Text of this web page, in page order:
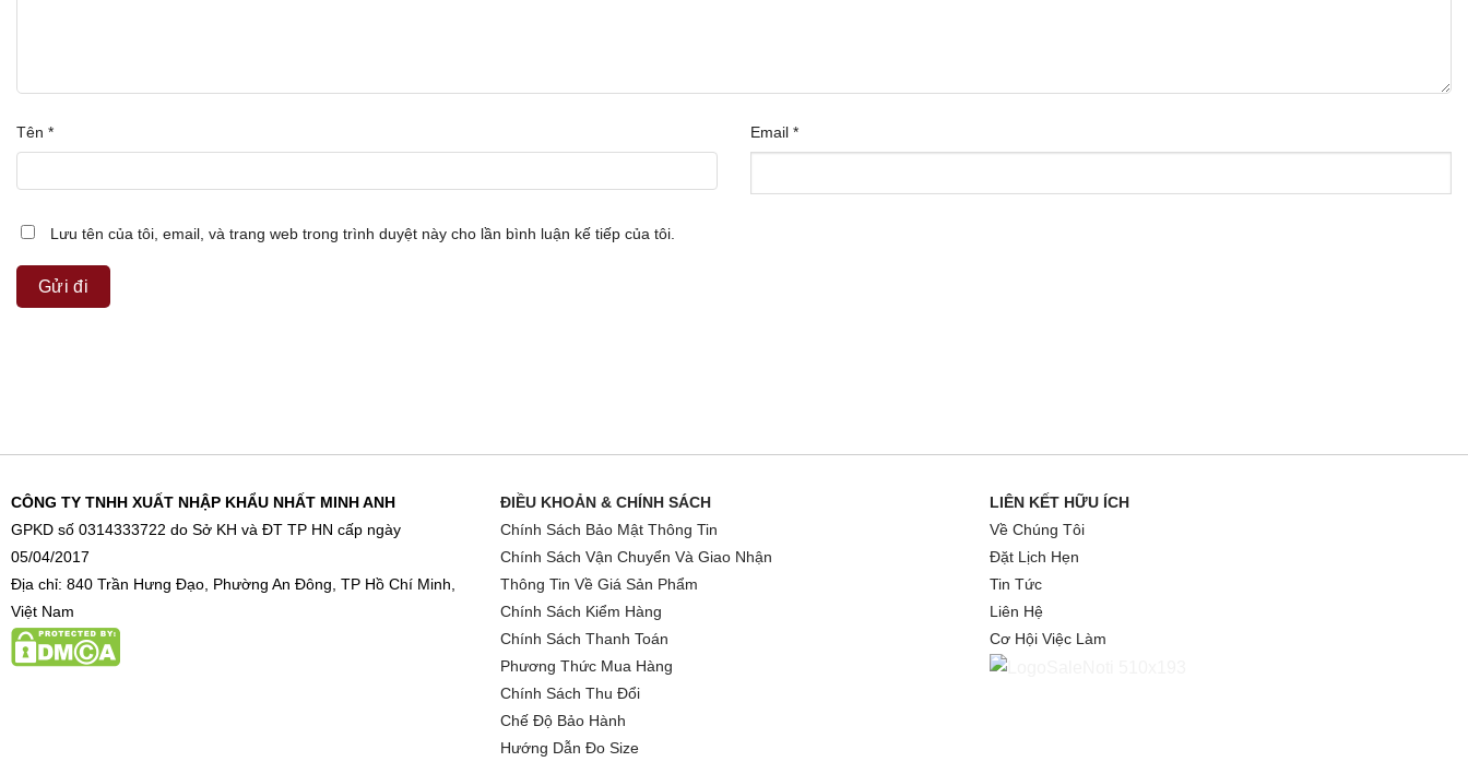
Tên * Email *
Lưu tên của tôi, email, và trang web trong trình duyệt này cho lần bình luận kế tiếp của tôi.
CÔNG TY TNHH XUẤT NHẬP KHẨU NHẤT MINH ANH
GPKD số 0314333722 do Sở KH và ĐT TP HN cấp ngày
05/04/2017
Địa chỉ: 840 Trần Hưng Đạo, Phường An Đông, TP Hồ Chí Minh,
Việt Nam
ĐIỀU KHOẢN & CHÍNH SÁCH
Chính Sách Bảo Mật Thông Tin
Chính Sách Vận Chuyển Và Giao Nhận
Thông Tin Về Giá Sản Phẩm
Chính Sách Kiểm Hàng
Chính Sách Thanh Toán
Phương Thức Mua Hàng
Chính Sách Thu Đổi
Chế Độ Bảo Hành
Hướng Dẫn Đo Size
LIÊN KẾT HỮU ÍCH
Về Chúng Tôi
Đặt Lịch Hẹn
Tin Tức
Liên Hệ
Cơ Hội Việc Làm